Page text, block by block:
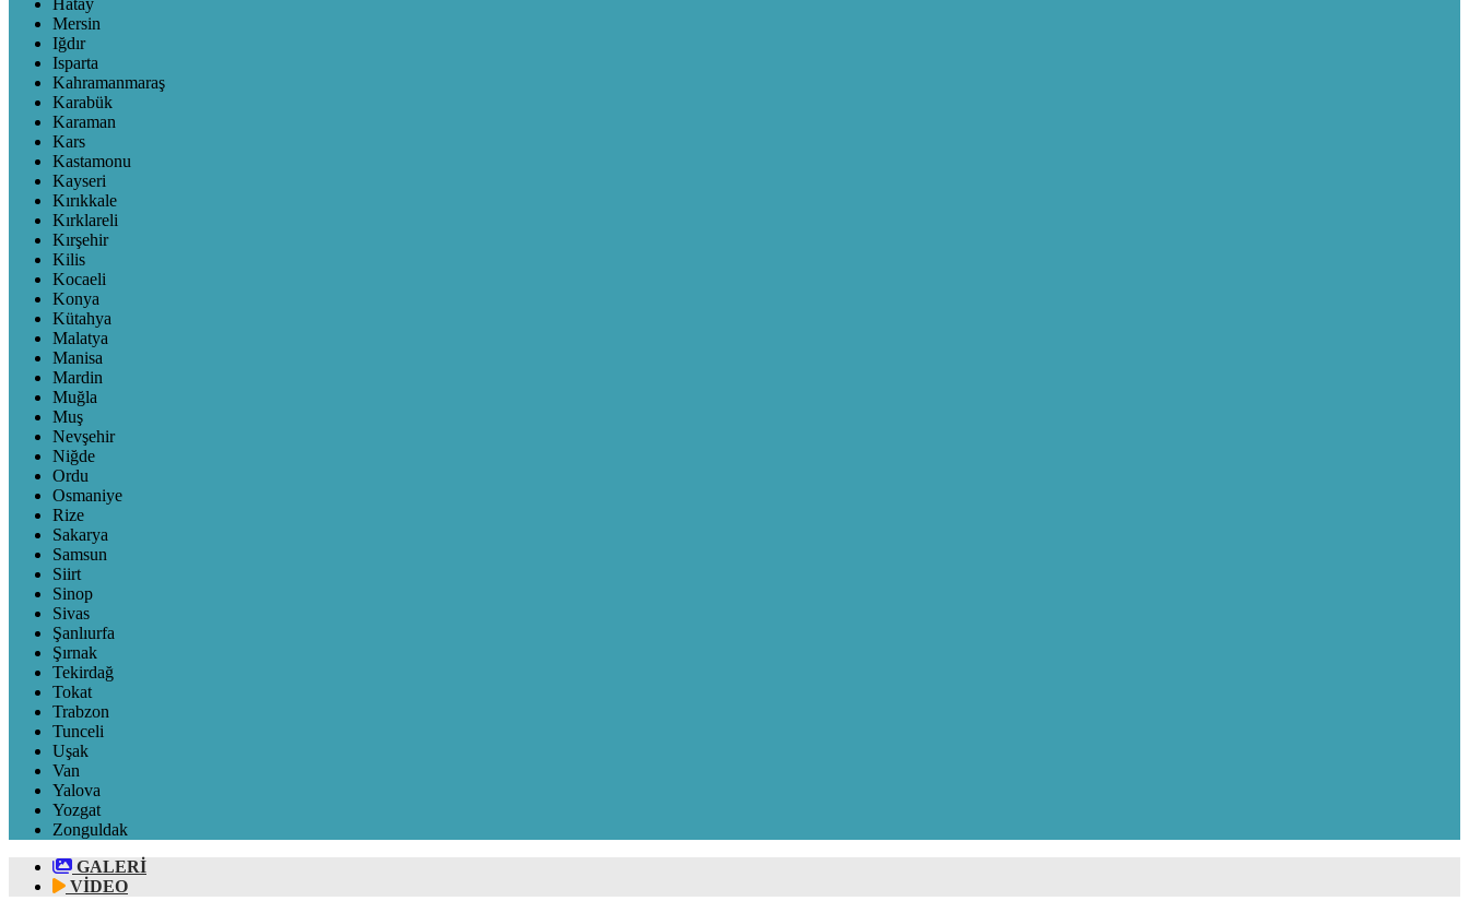
Hatay
Mersin
Iğdır
Isparta
Kahramanmaraş
Karabük
Karaman
Kars
Kastamonu
Kayseri
Kırıkkale
Kırklareli
Kırşehir
Kilis
Kocaeli
Konya
Kütahya
Malatya
Manisa
Mardin
Muğla
Muş
Nevşehir
Niğde
Ordu
Osmaniye
Rize
Sakarya
Samsun
Siirt
Sinop
Sivas
Şanlıurfa
Şırnak
Tekirdağ
Tokat
Trabzon
Tunceli
Uşak
Van
Yalova
Yozgat
Zonguldak
GALERİ
VİDEO